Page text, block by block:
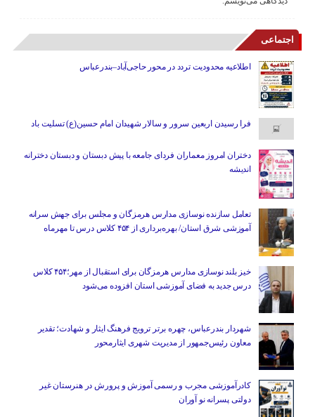
اجتماعی
اطلاعیه محدودیت تردد در محور حاجی‌آباد–بندرعباس
فرا رسیدن اربعین سرور و سالار شهیدان امام حسین(ع) تسلیت باد
دختران امروز معماران فردای جامعه با پیش دبستان و دبستان دخترانه
اندیشه
تعامل سازنده نوسازی مدارس هرمزگان و مجلس برای جهش سرانه
آموزشی شرق استان/ بهره‌برداری از ۴۵۴ کلاس درس تا مهرماه
خیز بلند نوسازی مدارس هرمزگان برای استقبال از مهر؛۴۵۴ کلاس
درس جدید به فضای آموزشی استان افزوده می‌شود
شهردار بندرعباس، چهره برتر ترویج فرهنگ ایثار و شهادت؛ تقدیر
معاون رئیس‌جمهور از مدیریت شهری ایثارمحور
کادرآموزشی مجرب و رسمی آموزش و پرورش در هنرستان غیر
دولتی پسرانه نو آوران